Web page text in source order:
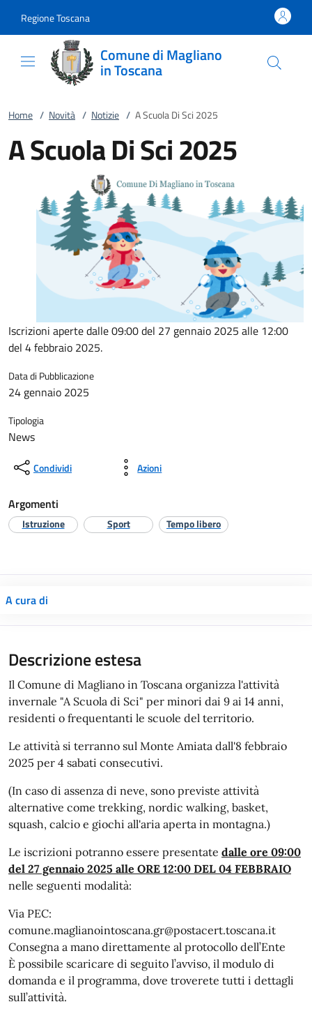
Regione Toscana
Comune di Magliano
in Toscana
Home / Novità / Notizie / A Scuola Di Sci 2025
A Scuola Di Sci 2025
Iscrizioni aperte dalle 09:00 del 27 gennaio 2025 alle 12:00
del 4 febbraio 2025.
Data di Pubblicazione
24 gennaio 2025
Tipologia
News
Condividi Azioni
Argomenti
Istruzione Sport Tempo libero
A cura di
Descrizione estesa
Il Comune di Magliano in Toscana organizza l'attività
invernale "A Scuola di Sci" per minori dai 9 ai 14 anni,
residenti o frequentanti le scuole del territorio.
Le attività si terranno sul Monte Amiata dall'8 febbraio
2025 per 4 sabati consecutivi.
(In caso di assenza di neve, sono previste attività
alternative come trekking, nordic walking, basket,
squash, calcio e giochi all'aria aperta in montagna.)
Le iscrizioni potranno essere presentate dalle ore 09:00
del 27 gennaio 2025 alle ORE 12:00 DEL 04 FEBBRAIO
nelle seguenti modalità:
Via PEC:
comune.maglianointoscana.gr@postacert.toscana.it
Consegna a mano direttamente al protocollo dell’Ente
È possibile scaricare di seguito l’avviso, il modulo di
domanda e il programma, dove troverete tutti i dettagli
sull’attività.